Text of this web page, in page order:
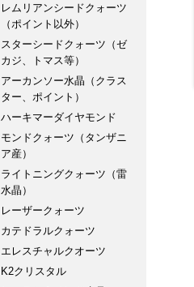
レムリアンシードクォーツ
（ポイント以外）
スターシードクォーツ（ゼ
カジ、トマス等）
アーカンソー水晶（クラス
ター、ポイント）
ハーキマーダイヤモンド
モンドクォーツ（タンザニ
ア産）
ライトニングクォーツ（雷
水晶）
レーザークォーツ
カテドラルクォーツ
エレスチャルクオーツ
K2クリスタル